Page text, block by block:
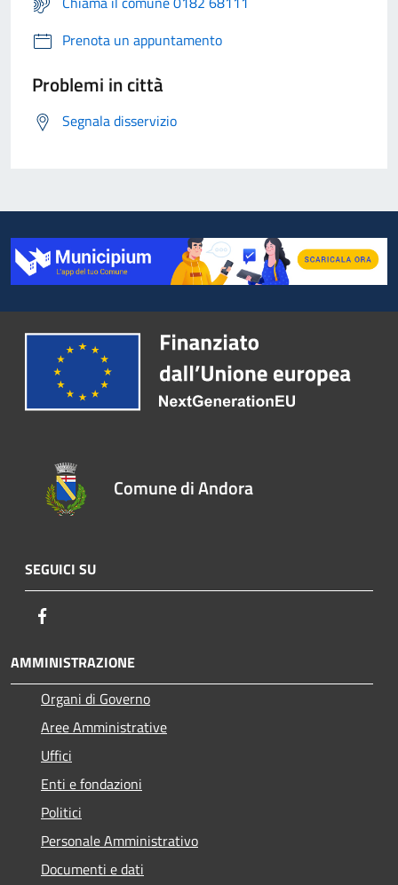
Prenota un appuntamento
Problemi in città
Segnala disservizio
Comune di Andora
SEGUICI SU
AMMINISTRAZIONE
Organi di Governo
Aree Amministrative
Uffici
Enti e fondazioni
Politici
Personale Amministrativo
Documenti e dati